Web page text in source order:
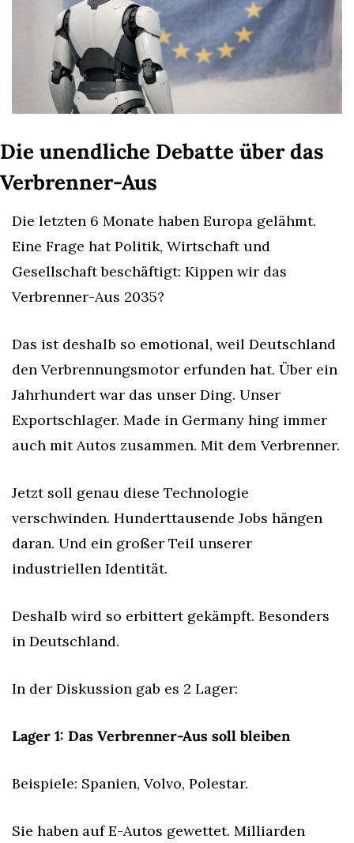
Die unendliche Debatte über das
Verbrenner-Aus
Die letzten 6 Monate haben Europa gelähmt.
Eine Frage hat Politik, Wirtschaft und
Gesellschaft beschäftigt: Kippen wir das
Verbrenner-Aus 2035?
Das ist deshalb so emotional, weil Deutschland
den Verbrennungsmotor erfunden hat. Über ein
Jahrhundert war das unser Ding. Unser
Exportschlager. Made in Germany hing immer
auch mit Autos zusammen. Mit dem Verbrenner.
Jetzt soll genau diese Technologie
verschwinden. Hunderttausende Jobs hängen
daran. Und ein großer Teil unserer
industriellen Identität.
Deshalb wird so erbittert gekämpft. Besonders
in Deutschland.
In der Diskussion gab es 2 Lager:
Lager 1: Das Verbrenner-Aus soll bleiben
Beispiele: Spanien, Volvo, Polestar.
Sie haben auf E-Autos gewettet. Milliarden